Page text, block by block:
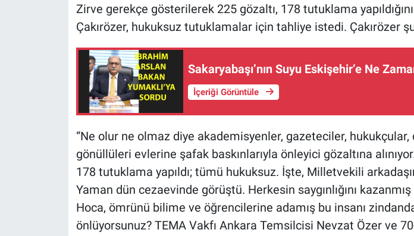
Zirve gerekçe gösterilerek 225 gözaltı, 178 tutuklama
Çakırözer, hukuksuz tutuklamalar için tahliye istedi. Çakırözer
Sakaryabaşı’nın Suyu Eskişehir’e Ne
İçeriği Görüntüle
“Ne olur ne olmaz diye akademisyenler, gazeteciler, hukukçular,
gönüllüleri evlerine şafak baskınlarıyla önleyici gözaltına
178 tutuklama yapıldı; tümü hukuksuz. İşte, Milletvekili
Yaman dün cezaevinde görüştü. Herkesin saygınlığını
Hoca, ömrünü bilime ve öğrencilerine adamış bu insanı
önlüyorsunuz? TEMA Vakfı Ankara Temsilcisi Nevzat Özer ve